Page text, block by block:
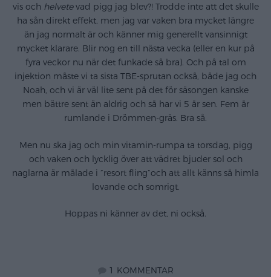
vis och helvetevad pigg jag blev?! Trodde inte att det skulle
ha sån direkt effekt, men jag var vaken bra mycket längre
än jag normalt är och känner mig generellt vansinnigt
mycket klarare. Blir nog en till nästa vecka (eller en kur på
fyra veckor nu när det funkade så bra). Och på tal om
injektion måste vi ta sista TBE-sprutan också, både jag och
Noah, och vi är väl lite sent på det för säsongen kanske
men bättre sent än aldrig och så har vi 5 år sen. Fem år
rumlande i Drömmen-gräs. Bra så.
Men nu ska jag och min vitamin-rumpa ta torsdag, pigg
och vaken och lycklig över att vädret bjuder sol och
naglarna är målade i ”resort fling”och att allt känns så himla
lovande och somrigt.
Hoppas ni känner av det, ni också.
1 KOMMENTAR